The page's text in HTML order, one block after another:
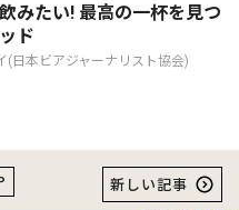
みたい! 最高の一杯を見つ
ド
(日本ビアジャーナリスト協会)
新しい記事